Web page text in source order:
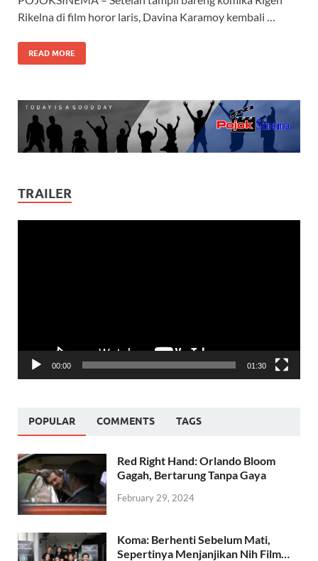
Rikelna di film horor laris, Davina Karamoy kembali …
READ MORE
TRAILER
00:00 01:30
POPULAR COMMENTS TAGS
Red Right Hand: Orlando Bloom
Gagah, Bertarung Tanpa Gaya
February 29, 2024
Koma: Berhenti Sebelum Mati,
Sepertinya Menjanjikan Nih Film…